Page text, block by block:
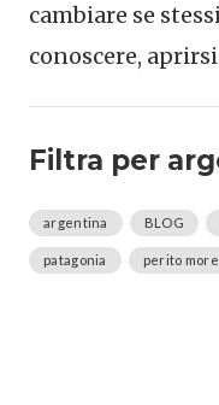
cambiare se
conoscere,
Filtra per
argentina BLOG
patagonia perito